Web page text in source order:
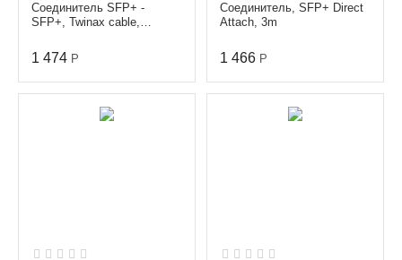
Соединитель SFP+ -
SFP+, Twinax cable,
1 474 Р
Соединитель, SFP+ Direct
Attach, 3m
1 466 Р